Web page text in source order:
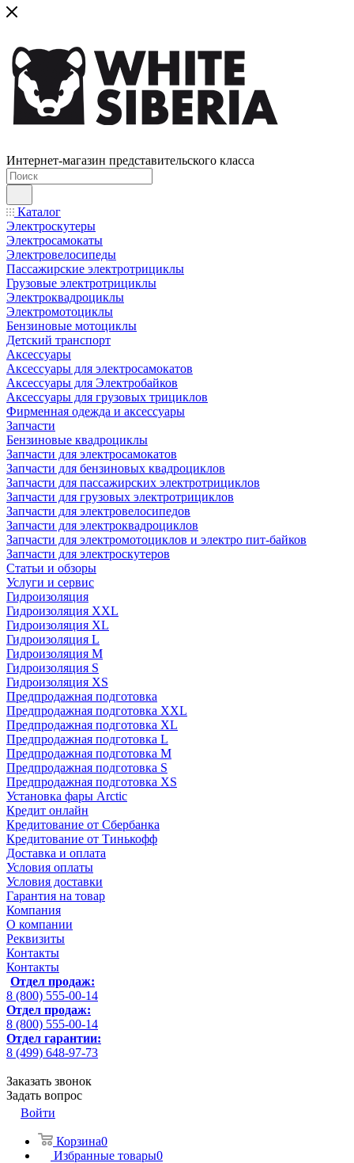
Интернет-магазин представительского класса
Каталог
Электроскутеры
Электросамокаты
Электровелосипеды
Пассажирские электротрициклы
Грузовые электротрициклы
Электроквадроциклы
Электромотоциклы
Бензиновые мотоциклы
Детский транспорт
Аксессуары
Аксессуары для электросамокатов
Аксессуары для Электробайков
Аксессуары для грузовых трициклов
Фирменная одежда и аксессуары
Запчасти
Бензиновые квадроциклы
Запчасти для электросамокатов
Запчасти для бензиновых квадроциклов
Запчасти для пассажирских электротрициклов
Запчасти для грузовых электротрициклов
Запчасти для электровелосипедов
Запчасти для электроквадроциклов
Запчасти для электромотоциклов и электро пит-байков
Запчасти для электроскутеров
Статьи и обзоры
Услуги и сервис
Гидроизоляция
Гидроизоляция XXL
Гидроизоляция XL
Гидроизоляция L
Гидроизоляция M
Гидроизоляция S
Гидроизоляция XS
Предпродажная подготовка
Предпродажная подготовка XXL
Предпродажная подготовка XL
Предпродажная подготовка L
Предпродажная подготовка M
Предпродажная подготовка S
Предпродажная подготовка XS
Установка фары Arctic
Кредит онлайн
Кредитование от Сбербанка
Кредитование от Тинькофф
Доставка и оплата
Условия оплаты
Условия доставки
Гарантия на товар
Компания
О компании
Реквизиты
Контакты
Контакты
Отдел продаж:
8 (800) 555-00-14
Отдел продаж:
8 (800) 555-00-14
Отдел гарантии:
8 (499) 648-97-73
Заказать звонок
Задать вопрос
Войти
Корзина0
Избранные товары0